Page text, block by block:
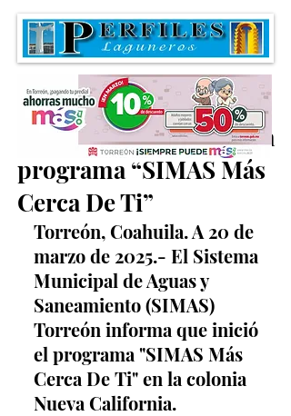
SIMAS Torreón arranca
programa “SIMAS Más
Cerca De Ti”
Torreón, Coahuila. A 20 de
marzo de 2025.- El Sistema
Municipal de Aguas y
Saneamiento (SIMAS)
Torreón informa que inició
el programa "SIMAS Más
Cerca De Ti" en la colonia
Nueva California.